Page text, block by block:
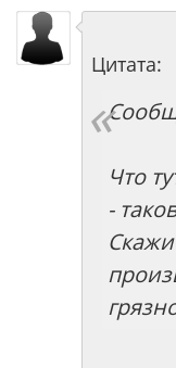
Цитата:
Что
-